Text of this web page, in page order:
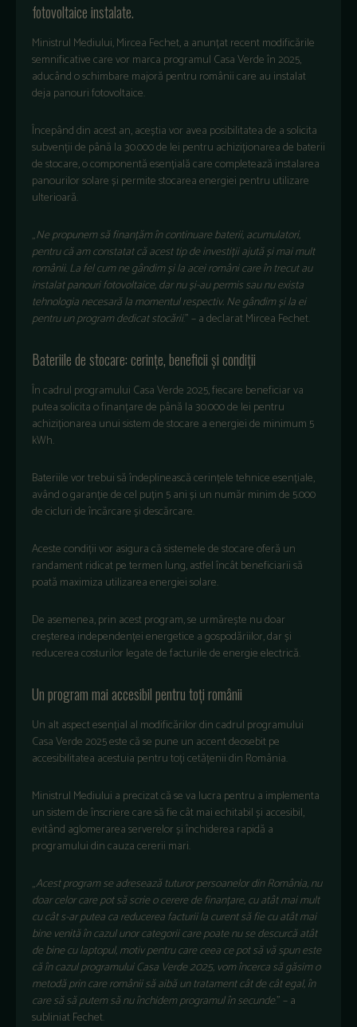
fotovoltaice instalate.
Ministrul Mediului, Mircea Fechet, a anunțat recent modificările
semnificative care vor marca programul Casa Verde în 2025,
aducând o schimbare majoră pentru românii care au instalat
deja panouri fotovoltaice.
Începând din acest an, aceștia vor avea posibilitatea de a solicita
subvenții de până la 30.000 de lei pentru achiziționarea de baterii
de stocare, o componentă esențială care completează instalarea
panourilor solare și permite stocarea energiei pentru utilizare
ulterioară.
„Ne propunem să finanțăm în continuare baterii, acumulatori,
pentru că am constatat că acest tip de investiții ajută și mai mult
românii. La fel cum ne gândim și la acei români care în trecut au
instalat panouri fotovoltaice, dar nu și-au permis sau nu exista
tehnologia necesară la momentul respectiv. Ne gândim și la ei
pentru un program dedicat stocării.” – a declarat Mircea Fechet.
Bateriile de stocare: cerințe, beneficii și condiții
În cadrul programului Casa Verde 2025, fiecare beneficiar va
putea solicita o finanțare de până la 30.000 de lei pentru
achiziționarea unui sistem de stocare a energiei de minimum 5
kWh.
Bateriile vor trebui să îndeplinească cerințele tehnice esențiale,
având o garanție de cel puțin 5 ani și un număr minim de 5.000
de cicluri de încărcare și descărcare.
Aceste condiții vor asigura că sistemele de stocare oferă un
randament ridicat pe termen lung, astfel încât beneficiarii să
poată maximiza utilizarea energiei solare.
De asemenea, prin acest program, se urmărește nu doar
creșterea independenței energetice a gospodăriilor, dar și
reducerea costurilor legate de facturile de energie electrică.
Un program mai accesibil pentru toți românii
Un alt aspect esențial al modificărilor din cadrul programului
Casa Verde 2025 este că se pune un accent deosebit pe
accesibilitatea acestuia pentru toți cetățenii din România.
Ministrul Mediului a precizat că se va lucra pentru a implementa
un sistem de înscriere care să fie cât mai echitabil și accesibil,
evitând aglomerarea serverelor și închiderea rapidă a
programului din cauza cererii mari.
„Acest program se adresează tuturor persoanelor din România, nu
doar celor care pot să scrie o cerere de finanțare, cu atât mai mult
cu cât s-ar putea ca reducerea facturii la curent să fie cu atât mai
bine venită în cazul unor categorii care poate nu se descurcă atât
de bine cu laptopul, motiv pentru care ceea ce pot să vă spun este
că în cazul programului Casa Verde 2025, vom încerca să găsim o
metodă prin care românii să aibă un tratament cât de cât egal, în
care să să putem să nu închidem programul în secunde.” – a
subliniat Fechet.